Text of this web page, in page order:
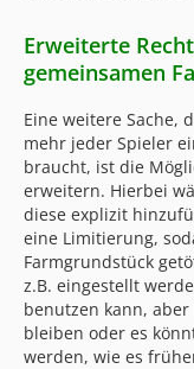
Erweiterte
gemeinsamen
Eine weitere Sache,
mehr jeder Spieler
braucht, ist die
erweitern. Hierbei
diese explizit
eine Limitierung,
Farmgrundstück
z.B. eingestellt
benutzen kann,
bleiben oder es
werden, wie es